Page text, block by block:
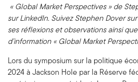
« Global Market Perspectives » de
sur LinkedIn. Suivez Stephen Dover
ses réflexions et observations ainsi
d’information « Global Market
Lors du symposium sur la politique
2024 à Jackson Hole par la Réserve